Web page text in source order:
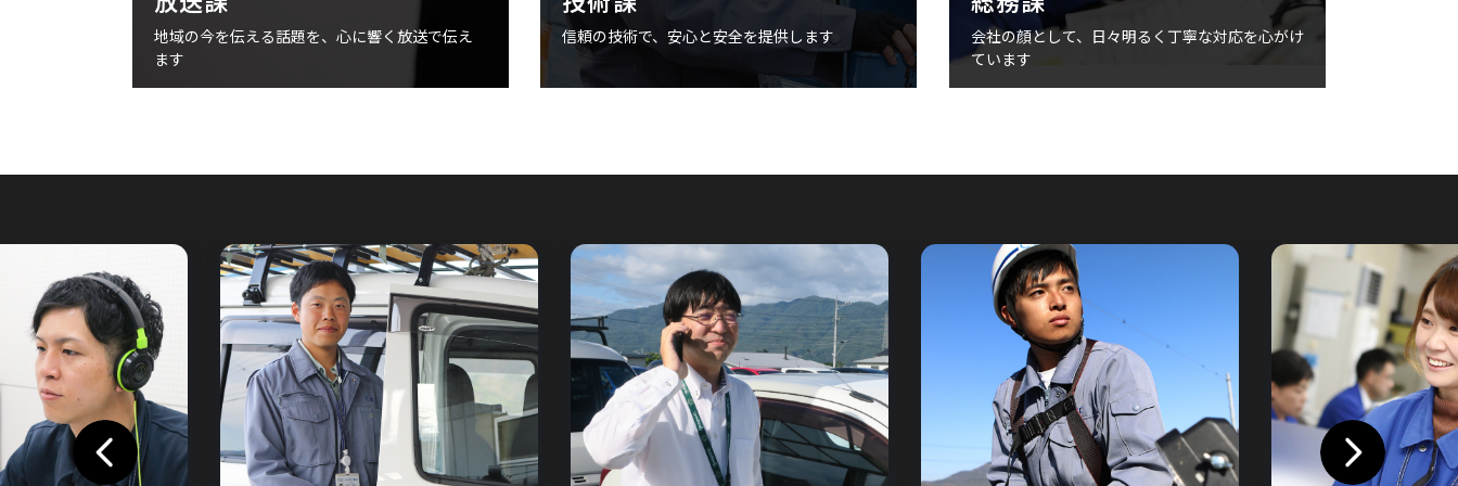
地域の今を伝える話題を、心に響く放送で伝え
ます
信頼の技術で、安心と安全を提供します
会社の顔として、日々明るく丁寧な対応を心がけ
ています